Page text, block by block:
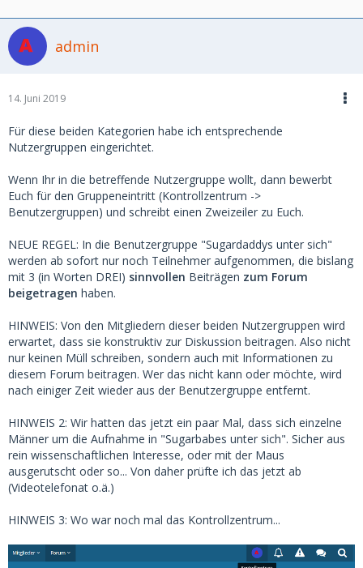
admin
14. Juni 2019
Für diese beiden Kategorien habe ich entsprechende
Nutzergruppen eingerichtet.
Wenn Ihr in die betreffende Nutzergruppe wollt, dann bewerbt
Euch für den Gruppeneintritt (Kontrollzentrum ->
Benutzergruppen) und schreibt einen Zweizeiler zu Euch.
NEUE REGEL: In die Benutzergruppe "Sugardaddys unter sich"
werden ab sofort nur noch Teilnehmer aufgenommen, die bislang
mit 3 (in Worten DREI) sinnvollen Beiträgen zum Forum
beigetragen haben.
HINWEIS: Von den Mitgliedern dieser beiden Nutzergruppen wird
erwartet, dass sie konstruktiv zur Diskussion beitragen. Also nicht
nur keinen Müll schreiben, sondern auch mit Informationen zu
diesem Forum beitragen. Wer das nicht kann oder möchte, wird
nach einiger Zeit wieder aus der Benutzergruppe entfernt.
HINWEIS 2: Wir hatten das jetzt ein paar Mal, dass sich einzelne
Männer um die Aufnahme in "Sugarbabes unter sich". Sicher aus
rein wissenschaftlichen Interesse, oder mit der Maus
ausgerutscht oder so... Von daher prüfte ich das jetzt ab
(Videotelefonat o.ä.)
HINWEIS 3: Wo war noch mal das Kontrollzentrum...